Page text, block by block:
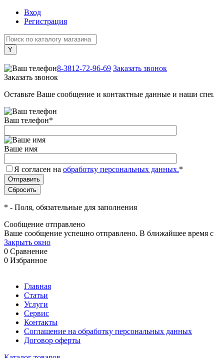
Вход
Регистрация
8-3812-72-96-69 Заказать звонок
Заказать звонок
Оставьте Ваше сообщение и контактные данные и наши
Ваш телефон*
Ваше имя
Я согласен на обработку персональных данных.*
* - Поля, обязательные для заполнения
Сообщение отправлено
Ваше сообщение успешно отправлено. В ближайшее время
Закрыть окно
0 Сравнение
0 Избранное
Главная
Статьи
Услуги
Сервис
Контакты
Соглашение на обработку персональных данных
Договор оферты